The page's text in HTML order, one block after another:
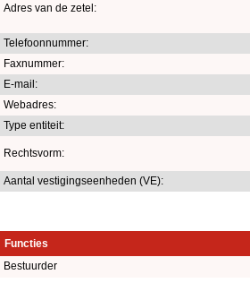
Adres van de zetel:
Telefoonnummer:
Faxnummer:
E-mail:
Webadres:
Type entiteit:
Rechtsvorm:
Aantal vestigingseenheden (VE):
Functies
Bestuurder